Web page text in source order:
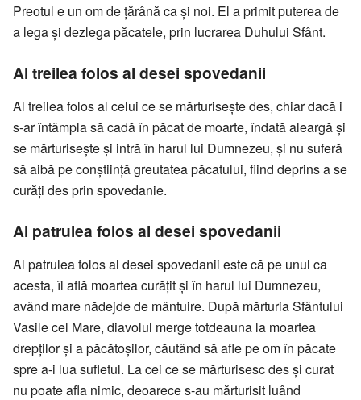
Preotul e un om de țărână ca și noi. El a primit puterea de
a lega și dezlega păcatele, prin lucrarea Duhului Sfânt.
Al treilea folos al desei spovedanii
Al treilea folos al celui ce se mărturisește des, chiar dacă i
s-ar întâmpla să cadă în păcat de moarte, îndată aleargă și
se mărturisește și intră în harul lui Dumnezeu, și nu suferă
să aibă pe conștiință greutatea păcatului, fiind deprins a se
curăți des prin spovedanie.
Al patrulea folos al desei spovedanii
Al patrulea folos al desei spovedanii este că pe unul ca
acesta, îl află moartea curățit și în harul lui Dumnezeu,
având mare nădejde de mântuire. După mărturia Sfântului
Vasile cel Mare, diavolul merge totdeauna la moartea
drepților și a păcătoșilor, căutând să afle pe om în păcate
spre a-i lua sufletul. La cei ce se mărturisesc des și curat
nu poate afla nimic, deoarece s-au mărturisit luând